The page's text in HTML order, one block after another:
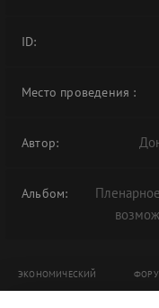
ID:
Место проведения :
Автор:
Альбом:
ЭКОНОМИЧЕСКИЙ